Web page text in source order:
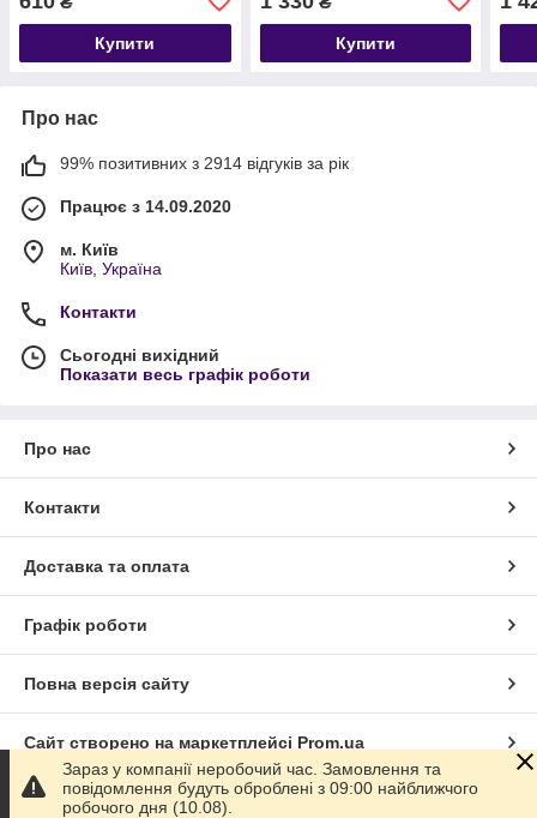
Купити Купити
Про нас
99% позитивних з 2914 відгуків за рік
Працює з 14.09.2020
м. Київ
Київ, Україна
Контакти
Сьогодні вихідний
Показати весь графік роботи
Про нас
Контакти
Доставка та оплата
Графік роботи
Повна версія сайту
Сайт створено на маркетплейсі Prom.ua
Політика конфіденційності
Зараз у компанії неробочий час. Замовлення та
повідомлення будуть оброблені з 09:00 найближчого
робочого дня (10.08).